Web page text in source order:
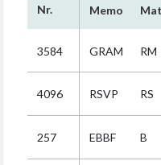
Nr. Memo
3584 GRAM RM
4096 RSVP RS
257 EBBF B